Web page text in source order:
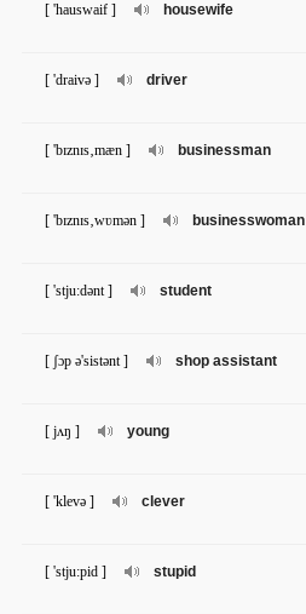
housewife
[ 'hauswaif ]
driver
[ 'draivə ]
businessman
[ 'bɪznɪs‚mæn ]
businesswoman
[ 'bɪznɪs‚wʋmən ]
student
[ 'stju:dənt ]
shop assistant
[ ʃɔp ə'sistənt ]
young
[ jʌŋ ]
clever
[ 'klevə ]
stupid
[ 'stju:pid ]